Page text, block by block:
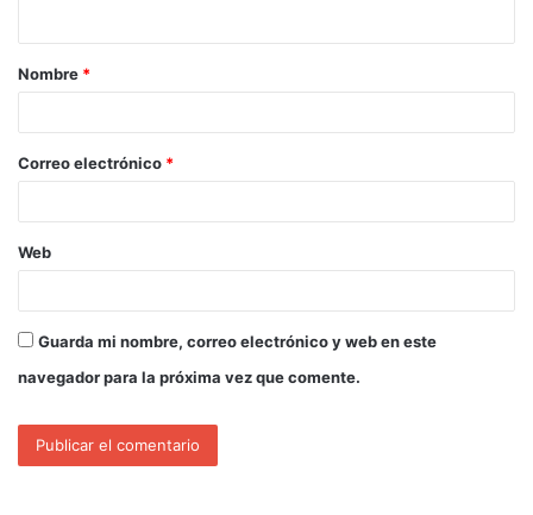
Nombre *
Correo electrónico *
Web
Guarda mi nombre, correo electrónico y web en este
navegador para la próxima vez que comente.